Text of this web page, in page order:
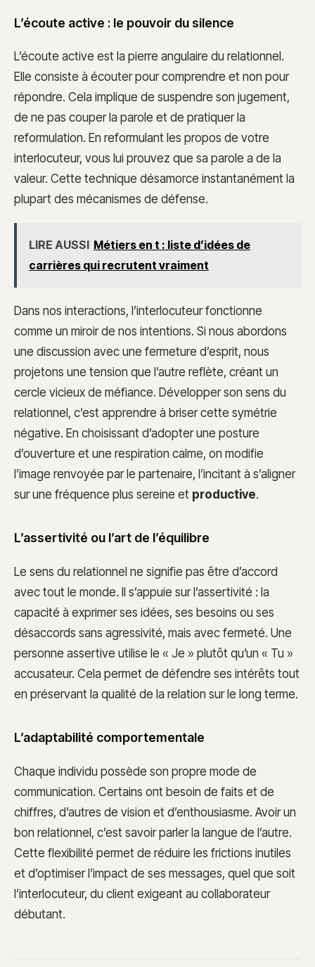
L’écoute active : le pouvoir du silence
L’écoute active est la pierre angulaire du relationnel.
Elle consiste à écouter pour comprendre et non pour
répondre. Cela implique de suspendre son jugement,
de ne pas couper la parole et de pratiquer la
reformulation. En reformulant les propos de votre
interlocuteur, vous lui prouvez que sa parole a de la
valeur. Cette technique désamorce instantanément la
plupart des mécanismes de défense.
LIRE AUSSI Métiers en t : liste d’idées de
carrières qui recrutent vraiment
Dans nos interactions, l’interlocuteur fonctionne
comme un miroir de nos intentions. Si nous abordons
une discussion avec une fermeture d’esprit, nous
projetons une tension que l’autre reflète, créant un
cercle vicieux de méfiance. Développer son sens du
relationnel, c’est apprendre à briser cette symétrie
négative. En choisissant d’adopter une posture
d’ouverture et une respiration calme, on modifie
l’image renvoyée par le partenaire, l’incitant à s’aligner
sur une fréquence plus sereine et productive.
L’assertivité ou l’art de l’équilibre
Le sens du relationnel ne signifie pas être d’accord
avec tout le monde. Il s’appuie sur l’assertivité : la
capacité à exprimer ses idées, ses besoins ou ses
désaccords sans agressivité, mais avec fermeté. Une
personne assertive utilise le « Je » plutôt qu’un « Tu »
accusateur. Cela permet de défendre ses intérêts tout
en préservant la qualité de la relation sur le long terme.
L’adaptabilité comportementale
Chaque individu possède son propre mode de
communication. Certains ont besoin de faits et de
chiffres, d’autres de vision et d’enthousiasme. Avoir un
bon relationnel, c’est savoir parler la langue de l’autre.
Cette flexibilité permet de réduire les frictions inutiles
et d’optimiser l’impact de ses messages, quel que soit
l’interlocuteur, du client exigeant au collaborateur
débutant.